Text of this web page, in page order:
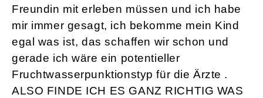
Freundin mit erleben müssen und ich habe
mir immer gesagt, ich bekomme mein Kind
egal was ist, das schaffen wir schon und
gerade ich wäre ein potentieller
Fruchtwasserpunktionstyp für die Ärzte .
ALSO FINDE ICH ES GANZ RICHTIG WAS